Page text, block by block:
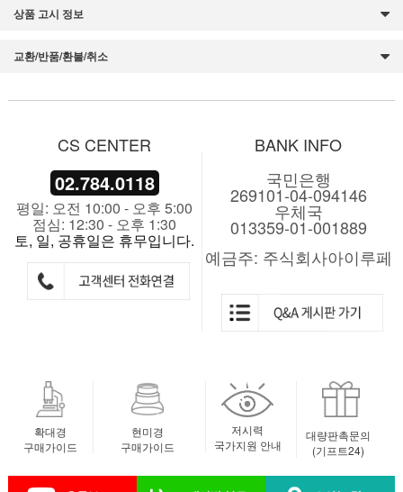
상품 고시 정보
교환/반품/환불/취소
CS CENTER
02.784.0118
평일: 오전 10:00 - 오후 5:00
점심: 12:30 - 오후 1:30
토, 일, 공휴일은 휴무입니다.
BANK INFO
국민은행
269101-04-094146
우체국
013359-01-001889
예금주: 주식회사아이루페
확대경
구매가이드
현미경
구매가이드
저시력
국가지원 안내
대량판촉문의
(기프트24)